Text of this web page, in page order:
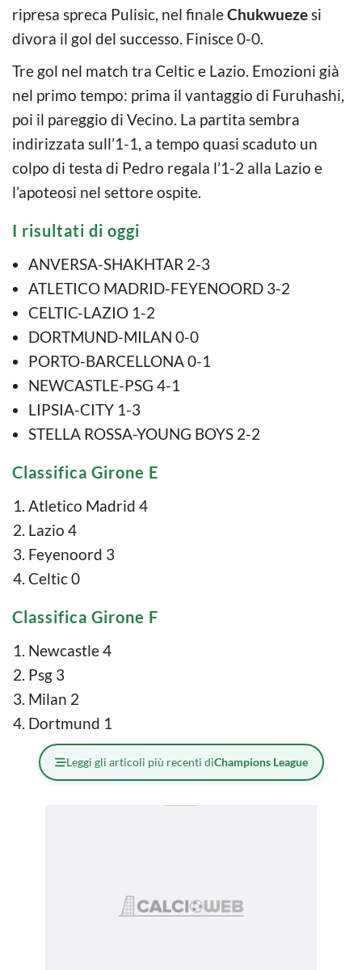
ripresa spreca Pulisic, nel finaleChukwuezesi
divora il gol del successo. Finisce 0-0.
Tre gol nel match tra Celtic e Lazio. Emozioni già
nel primo tempo: prima il vantaggio di Furuhashi,
poi il pareggio di Vecino. La partita sembra
indirizzata sull’1-1, a tempo quasi scaduto un
colpo di testa di Pedro regala l’1-2 alla Lazio e
l’apoteosi nel settore ospite.
I risultati di oggi
ANVERSA-SHAKHTAR 2-3
ATLETICO MADRID-FEYENOORD 3-2
CELTIC-LAZIO 1-2
DORTMUND-MILAN 0-0
PORTO-BARCELLONA 0-1
NEWCASTLE-PSG 4-1
LIPSIA-CITY 1-3
STELLA ROSSA-YOUNG BOYS 2-2
Classifica Girone E
Atletico Madrid 4
Lazio 4
Feyenoord 3
Celtic 0
Classifica Girone F
Newcastle 4
Psg 3
Milan 2
Dortmund 1
Leggi gli articoli più recenti diChampions League